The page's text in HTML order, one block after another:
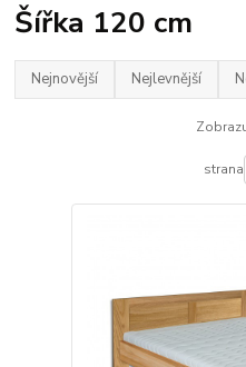
Šířka 120 cm
Nejnovější Nejlevnější
strana